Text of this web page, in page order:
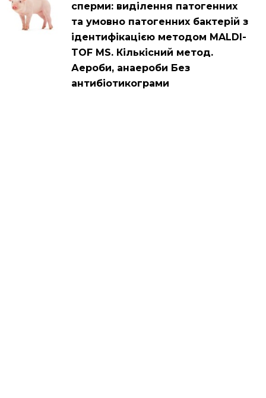
сперми: виділення патогенних
та умовно патогенних бактерій з
ідентифікацією методом MALDI-
TOF MS. Кількісний метод.
Аероби, анаероби Без
антибіотикограми